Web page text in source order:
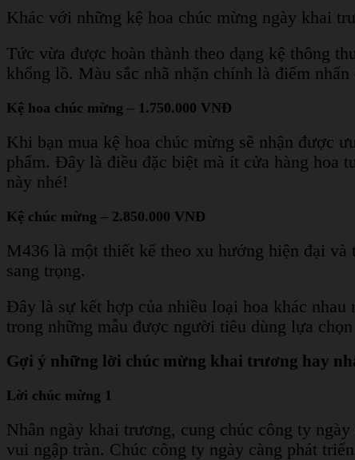
Khác với những kệ hoa chúc mừng ngày khai
Tức vừa được hoàn thành theo dạng kệ thông
khổng lồ. Màu sắc nhã nhặn chính là điểm
Kệ hoa chúc mừng – 1.750.000 VNĐ
Khi bạn mua kệ hoa chúc mừng sẽ nhận được
phẩm. Đây là điều đặc biệt mà ít cửa hàng hoa
này nhé!
Kệ chúc mừng – 2.850.000 VNĐ
M436 là một thiết kế theo xu hướng hiện đại
sang trọng.
Đây là sự kết hợp của nhiều loại hoa khác
trong những mẫu được người tiêu dùng lựa
Gợi ý những lời chúc mừng khai trương hay
Lời chúc mừng 1
Nhân ngày khai trương, cung chúc công ty
vui ngập tràn. Chúc công ty ngày càng phát